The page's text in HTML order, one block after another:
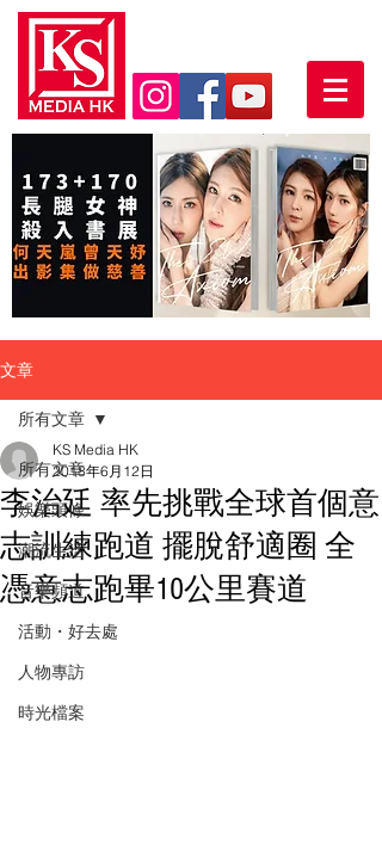
文章
所有文章
娛樂頭條
潮流生活
音樂頻道
活動・好去處
人物專訪
時光檔案
所有文章
李治廷 率先挑戰全球首個意
志訓練跑道 擺脫舒適圈 全
憑意志跑畢10公里賽道
KS Media HK
2018年6月12日